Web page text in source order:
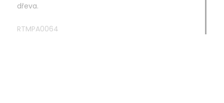
dřeva.
RTMPA0064